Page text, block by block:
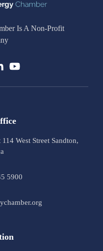
Is A Non-Profit
West Street Sandton,
5900